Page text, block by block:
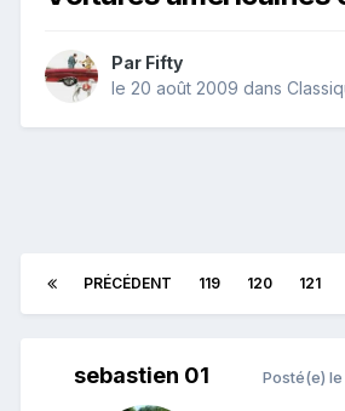
Par Fifty
le 20 août 2009 dans
PRÉCÉDENT 119 120 121
sebastien 01 Posté(e) le